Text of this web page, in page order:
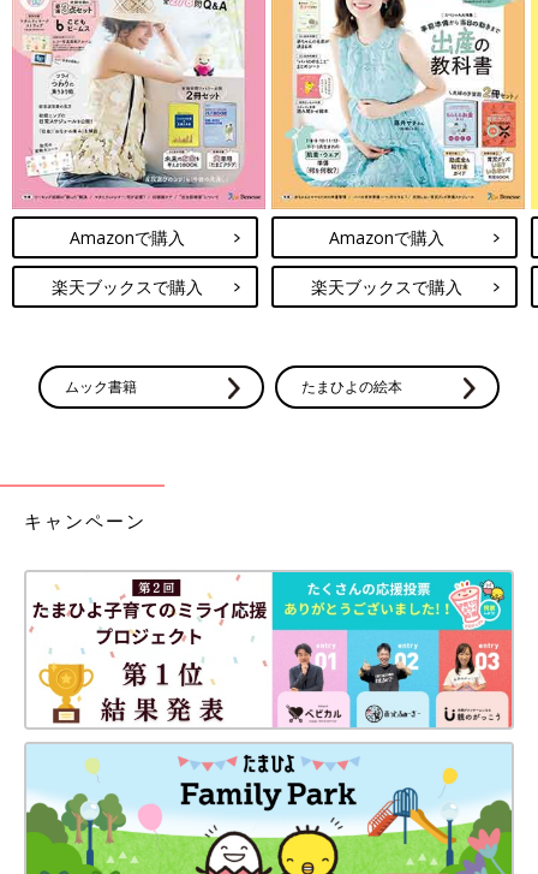
Amazonで購入
楽天ブックスで購入
Amazonで購入
楽天ブックスで購入
ムック書籍 たまひよの絵本
キャンペーン